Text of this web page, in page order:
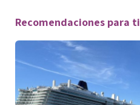
Recomendaciones para ti